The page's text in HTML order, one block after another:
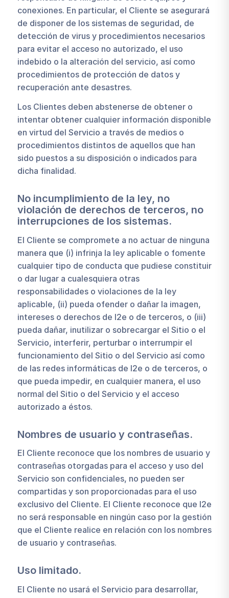
conexiones. En particular, el Cliente se asegurará
de disponer de los sistemas de seguridad, de
detección de virus y procedimientos necesarios
para evitar el acceso no autorizado, el uso
indebido o la alteración del servicio, así como
procedimientos de protección de datos y
recuperación ante desastres.
Los Clientes deben abstenerse de obtener o
intentar obtener cualquier información disponible
en virtud del Servicio a través de medios o
procedimientos distintos de aquellos que han
sido puestos a su disposición o indicados para
dicha finalidad.
No incumplimiento de la ley, no
violación de derechos de terceros, no
interrupciones de los sistemas.
El Cliente se compromete a no actuar de ninguna
manera que (i) infrinja la ley aplicable o fomente
cualquier tipo de conducta que pudiese constituir
o dar lugar a cualesquiera otras
responsabilidades o violaciones de la ley
aplicable, (ii) pueda ofender o dañar la imagen,
intereses o derechos de I2e o de terceros, o (iii)
pueda dañar, inutilizar o sobrecargar el Sitio o el
Servicio, interferir, perturbar o interrumpir el
funcionamiento del Sitio o del Servicio así como
de las redes informáticas de I2e o de terceros, o
que pueda impedir, en cualquier manera, el uso
normal del Sitio o del Servicio y el acceso
autorizado a éstos.
Nombres de usuario y contraseñas.
El Cliente reconoce que los nombres de usuario y
contraseñas otorgadas para el acceso y uso del
Servicio son confidenciales, no pueden ser
compartidas y son proporcionadas para el uso
exclusivo del Cliente. El Cliente reconoce que I2e
no será responsable en ningún caso por la gestión
que el Cliente realice en relación con los nombres
de usuario y contraseñas.
Uso limitado.
El Cliente no usará el Servicio para desarrollar,